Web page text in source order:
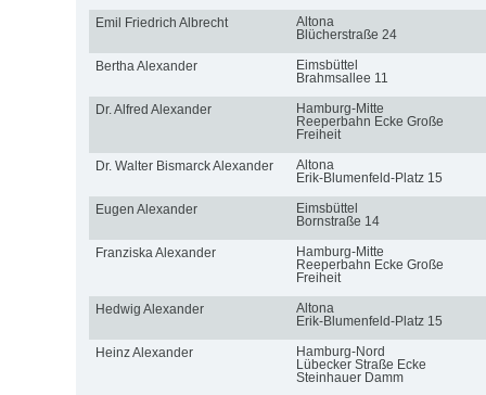
Emil Friedrich Albrecht
Altona
Blücherstraße 24
Bertha Alexander
Eimsbüttel
Brahmsallee 11
Dr. Alfred Alexander
Hamburg-Mitte
Reeperbahn Ecke Große
Freiheit
Dr. Walter Bismarck Alexander
Altona
Erik-Blumenfeld-Platz 15
Eugen Alexander
Eimsbüttel
Bornstraße 14
Franziska Alexander
Hamburg-Mitte
Reeperbahn Ecke Große
Freiheit
Hedwig Alexander
Altona
Erik-Blumenfeld-Platz 15
Heinz Alexander
Hamburg-Nord
Lübecker Straße Ecke
Steinhauer Damm